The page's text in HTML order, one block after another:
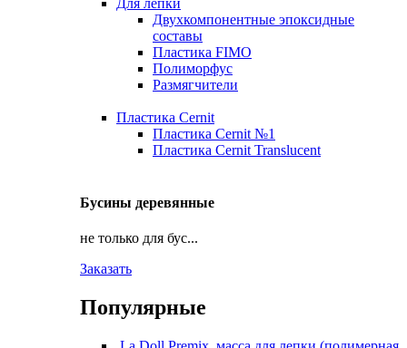
Для лепки
Двухкомпонентные эпоксидные
составы
Пластика FIMO
Полиморфус
Размягчители
Пластика Cernit
Пластика Cernit №1
Пластика Cernit Translucent
Бусины деревянные
не только для бус...
Заказать
Популярные